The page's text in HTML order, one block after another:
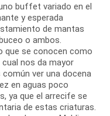
buffet variado en el
y esperada
de mantas
o ambos.
que se conocen como
nos da mayor
ver una docena
en aguas poco
ya que el arrecife se
de estas criaturas.